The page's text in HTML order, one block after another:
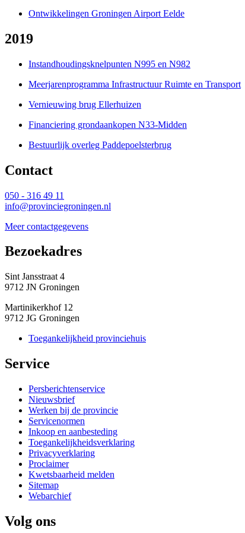
Ontwikkelingen Groningen Airport Eelde
2019
Instandhoudingsknelpunten N995 en N982
Meerjarenprogramma Infrastructuur Ruimte en Transport
Vernieuwing brug Ellerhuizen
Financiering grondaankopen N33-Midden
Bestuurlijk overleg Paddepoelsterbrug
Contact
050 - 316 49 11
info@provinciegroningen.nl
Meer contactgegevens
Bezoekadres
Sint Jansstraat 4
9712 JN Groningen
Martinikerkhof 12
9712 JG Groningen
Toegankelijkheid provinciehuis
Service
Persberichtenservice
Nieuwsbrief
Werken bij de provincie
Servicenormen
Inkoop en aanbesteding
Toegankelijkheidsverklaring
Privacyverklaring
Proclaimer
Kwetsbaarheid melden
Sitemap
Webarchief
Volg ons